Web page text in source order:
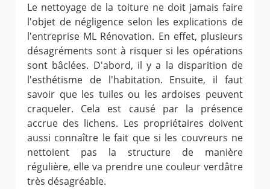
Le nettoyage de la toiture ne doit jamais faire
l'objet de négligence selon les explications de
l'entreprise ML Rénovation. En effet, plusieurs
désagréments sont à risquer si les opérations
sont bâclées. D'abord, il y a la disparition de
l'esthétisme de l'habitation. Ensuite, il faut
savoir que les tuiles ou les ardoises peuvent
craqueler. Cela est causé par la présence
accrue des lichens. Les propriétaires doivent
aussi connaître le fait que si les couvreurs ne
nettoient pas la structure de manière
régulière, elle va prendre une couleur verdâtre
très désagréable.